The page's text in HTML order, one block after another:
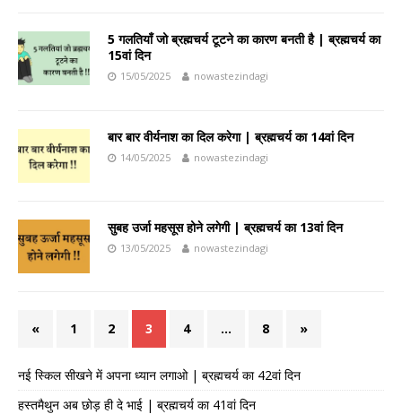
5 गलतियाँ जो ब्रह्मचर्य टूटने का कारण बनती है | ब्रह्मचर्य का
15वां दिन
15/05/2025 nowastezindagi
बार बार वीर्यनाश का दिल करेगा | ब्रह्मचर्य का 14वां दिन
14/05/2025 nowastezindagi
सुबह उर्जा महसूस होने लगेगी | ब्रह्मचर्य का 13वां दिन
13/05/2025 nowastezindagi
« 1 2 3 4 … 8 »
नई स्किल सीखने में अपना ध्यान लगाओ | ब्रह्मचर्य का 42वां दिन
हस्तमैथुन अब छोड़ ही दे भाई | ब्रह्मचर्य का 41वां दिन